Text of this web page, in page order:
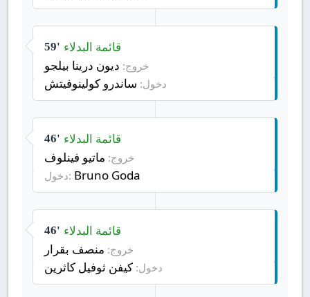
59' قائمة البدلاء
خروج: ديون درينا بيلجو
دخول: ساندرو كولينوفيتش
46' قائمة البدلاء
خروج: ماتيو فينلوف
دخول: Bruno Goda
46' قائمة البدلاء
خروج: منصف بقرار
دخول: كيفن ثوفيل كاثرين